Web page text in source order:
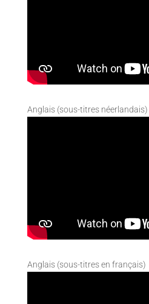
Anglais (sous-titres néerlandais)
Anglais (sous-titres en français)